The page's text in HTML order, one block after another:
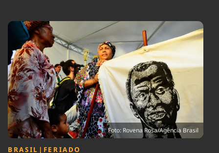
Agronegócios
Brasil
Brasil Mineral
Ciência &
Tecnologia
Cinema
Comportamento
Cultura
Economia
Educação
Infraestrutura
Internacional
Meio Ambiente
Podcast
Política
Saúde
Tempo
Foto: Rovena Rosa/Agência Brasil
BRASIL | FERIADO